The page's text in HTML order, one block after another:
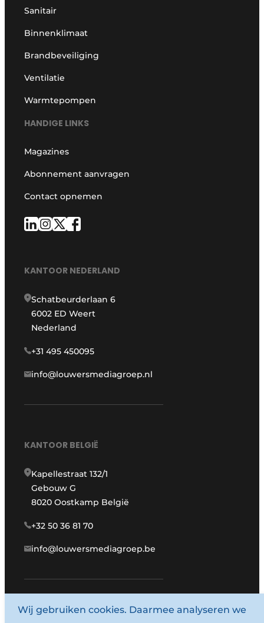
Sanitair
Binnenklimaat
Brandbeveiliging
Ventilatie
Warmtepompen
HANDIGE LINKS
Magazines
Abonnement aanvragen
Contact opnemen
KANTOOR NEDERLAND
Schatbeurderlaan 6
6002 ED Weert
Nederland
+31 495 450095
info@louwersmediagroep.nl
KANTOOR BELGIË
Kapellestraat 132/1
Gebouw G
8020 Oostkamp België
+32 50 36 81 70
info@louwersmediagroep.be
www.louwersmediagroep.com
Wij gebruiken cookies. Daarmee analyseren we